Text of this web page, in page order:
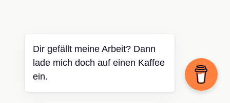
Dir gefällt meine Arbeit? Dann
lade mich doch auf einen Kaffee
ein.